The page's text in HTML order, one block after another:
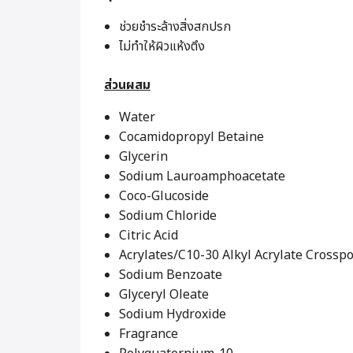
ช่วยชำระล้างสิ่งสกปรก
ไม่ทำให้ผิวแห้งตึง
ส่วนผสม
Water
Cocamidopropyl Betaine
Glycerin
Sodium Lauroamphoacetate
Coco-Glucoside
Sodium Chloride
Citric Acid
Acrylates/C10-30 Alkyl Acrylate
Sodium Benzoate
Glyceryl Oleate
Sodium Hydroxide
Fragrance